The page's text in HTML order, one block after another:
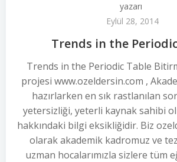
yazarı
Eylül 28, 2014
Trends in the
Trends in the Periodic Table
projesi www.ozeldersin.com ,
hazırlarken en sık rastlanılan
yetersizliği, yeterli kaynak sahibi
hakkındaki bilgi eksikliğidir. Biz
olarak akademik kadromuz ve
uzman hocalarımızla sizlere tüm